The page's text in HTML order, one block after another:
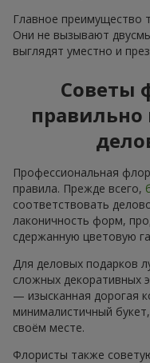
Главное преимущество
Они не вызывают
выглядят уместно и
Советы
правильно
Профессиональная
правила. Прежде всего,
соответствовать
лаконичность форм,
сдержанную цветовую
Для деловых подарков
сложных декоративных
— изысканная дорогая
минималистичный
своём месте.
Флористы также